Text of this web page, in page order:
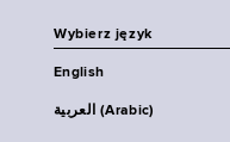
Wybierz język
English
العربية (Arabic)